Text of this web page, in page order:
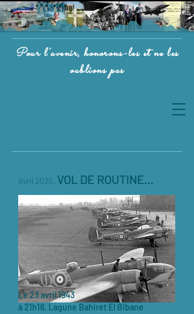
Pour l’avenir, honorons-les et ne les
oublions pas
Avril 2025 . VOL DE ROUTINE...
Le 23 avril 1943
à 21h18, Lagune Bahiret El Bibane